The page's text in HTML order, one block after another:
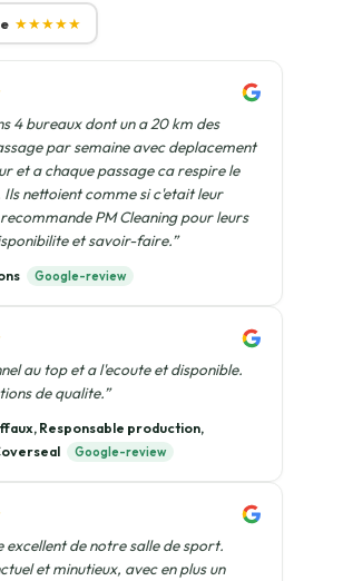
★★★★★
4 bureaux dont un a 20 km des
par semaine avec deplacement
et a chaque passage ca respire le
Ils nettoient comme si c'etait leur
PM Cleaning pour leurs
et savoir-faire.”
Google-review
au top et a l'ecoute et disponible.
de qualite.”
Responsable production,
Google-review
excellent de notre salle de sport.
et minutieux, avec en plus un